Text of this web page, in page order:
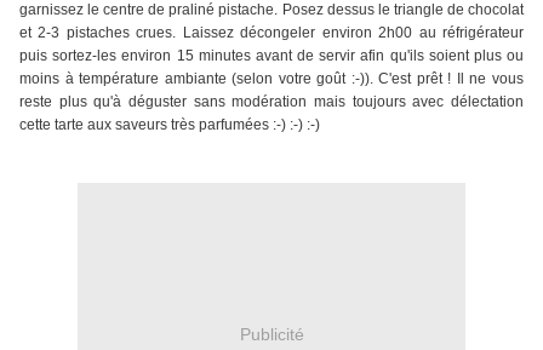
garnissez le centre de praliné pistache. Posez dessus le triangle de chocolat
et 2-3 pistaches crues. Laissez décongeler environ 2h00 au réfrigérateur
puis sortez-les environ 15 minutes avant de servir afin qu'ils soient plus ou
moins à température ambiante (selon votre goût :-)). C'est prêt ! Il ne vous
reste plus qu'à déguster sans modération mais toujours avec délectation
cette tarte aux saveurs très parfumées :-) :-) :-)
Publicité